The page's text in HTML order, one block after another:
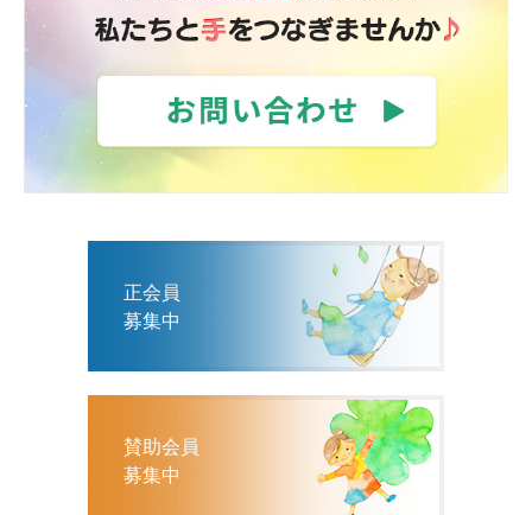
正会員
募集中
賛助会員
募集中